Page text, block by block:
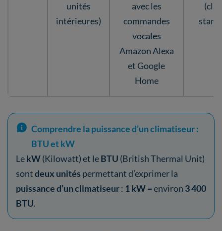
unités
intérieures)
avec les
commandes
vocales
Amazon Alexa
et Google
Home
Comprendre la puissance d’un climatiseur :
BTU et kW
LekW(Kilowatt) et leBTU (British Thermal Unit)
sontdeux unités permettant d’exprimer la
puissance d’un climatiseur: 1 kW= environ 3 400
BTU.